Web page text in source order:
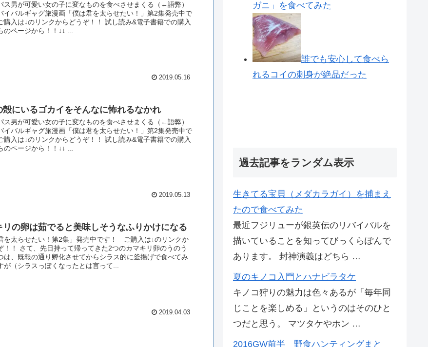
ス男が可愛い女の子に変なものを食べさせまくる（←語弊）
イバルギャグ旅漫画「僕は君を太らせたい！」第2集発売中で
入は↓のリンクからどうぞ！！ 試し読み&電子書籍での購入
のページから！！↓↓ ...
2019.05.16
殻にいるゴカイをそんなに怖れるなかれ
ス男が可愛い女の子に変なものを食べさせまくる（←語弊）
イバルギャグ旅漫画「僕は君を太らせたい！」第2集発売中で
入は↓のリンクからどうぞ！！ 試し読み&電子書籍での購入
のページから！！↓↓ ...
2019.05.13
リの卵は茹でると美味しそうなふりかけになる
を太らせたい！第2集」発売中です！ ご購入は↓のリンクか
！！ さて、先日持って帰ってきた2つのカマキリ卵のうのう
は、既報の通り孵化させてからシラス的に釜揚げで食べてみ
が（シラスっぽくなったとは言って...
2019.04.03
ガニ」を食べてみた
誰でも安心して食べら
れるコイの刺身が絶品だった
過去記事をランダム表示
生きてる宝貝（メダカラガイ）を捕まえ
たので食べてみた
最近フジリューが銀英伝のリバイバルを
描いていることを知ってびっくらぽんで
あります。 封神演義はどちら …
夏のキノコ入門とハナビラタケ
キノコ狩りの魅力は色々あるが「毎年同
じことを楽しめる」というのはそのひと
つだと思う。 マツタケやホン …
2016GW前半 野食ハンティングまと